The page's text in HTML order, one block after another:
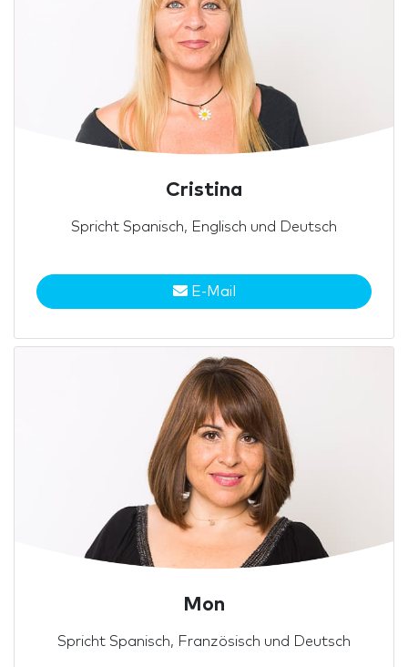
Cristina
Spricht Spanisch, Englisch und Deutsch
E-Mail
Mon
Spricht Spanisch, Französisch und Deutsch